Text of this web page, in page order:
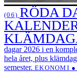
(06) RÖDA
dagar 2026 i en
hela året, plus
semester. EKONOMI